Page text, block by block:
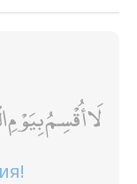
لَا أُقْسِمُ بِيَوْمِ